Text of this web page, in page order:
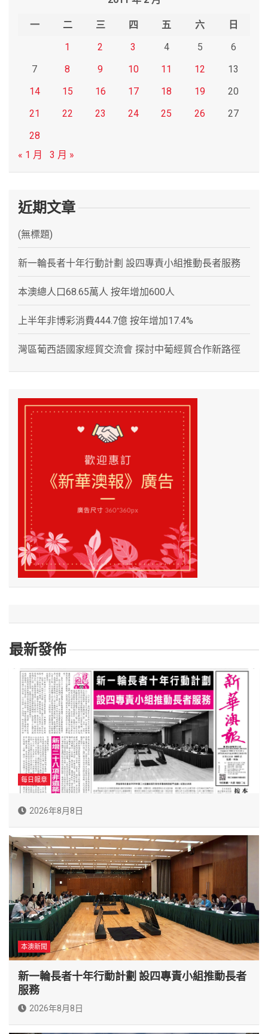
一 二 三 四 五 六
日
1
2 3 4 5
6
7
8 9 10 11 12
13
14
15 16 17 18 19
20
21
22 23 24 25 26
27
28
« 1 月
3 月 »
近期文章
(無標題)
新一輪長者十年行動計劃 設四專責小組推動長者服務
本澳總人口68.65萬人 按年增加600人
上半年非博彩消費444.7億 按年增加17.4%
灣區葡西語國家經貿交流會 探討中葡經貿合作新路徑
最新發佈
每日報章
2026年8月8日
本澳新聞
新一輪長者十年行動計劃 設四專責小組推動長者
服務
2026年8月8日